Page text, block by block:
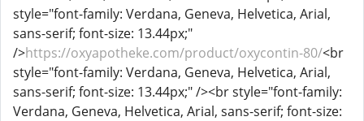
style="font-family: Verdana, Geneva, Helvetica, Arial,
sans-serif; font-size: 13.44px;"
/>https://oxyapotheke.com/product/oxycontin-80/<br
style="font-family: Verdana, Geneva, Helvetica, Arial,
sans-serif; font-size: 13.44px;" /><br style="font-family:
Verdana, Geneva, Helvetica, Arial, sans-serif; font-size: